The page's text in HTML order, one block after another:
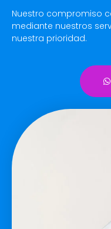
Nuestro compromiso
mediante nuestros
nuestra prioridad.